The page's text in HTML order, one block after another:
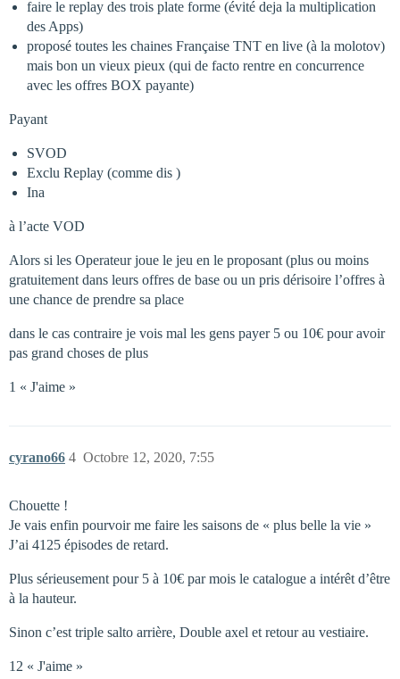
faire le replay des trois plate forme (évité deja la multiplication
des Apps)
proposé toutes les chaines Française TNT en live (à la molotov)
mais bon un vieux pieux (qui de facto rentre en concurrence
avec les offres BOX payante)
Payant
SVOD
Exclu Replay (comme dis )
Ina
à l’acte VOD
Alors si les Operateur joue le jeu en le proposant (plus ou moins
gratuitement dans leurs offres de base ou un pris dérisoire l’offres à
une chance de prendre sa place
dans le cas contraire je vois mal les gens payer 5 ou 10€ pour avoir
pas grand choses de plus
1 « J'aime »
cyrano66 Octobre 12, 2020, 7:55
4
Chouette !
Je vais enfin pourvoir me faire les saisons de « plus belle la vie »
J’ai 4125 épisodes de retard.
Plus sérieusement pour 5 à 10€ par mois le catalogue a intérêt d’être
à la hauteur.
Sinon c’est triple salto arrière, Double axel et retour au vestiaire.
12 « J'aime »